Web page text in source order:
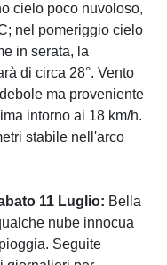
cielo poco nuvoloso,
nel pomeriggio cielo
in serata, la
di circa 28°. Vento
ma proveniente
intorno ai 18 km/h.
stabile nell'arco
11 Luglio: Bella
nube innocua
Seguite